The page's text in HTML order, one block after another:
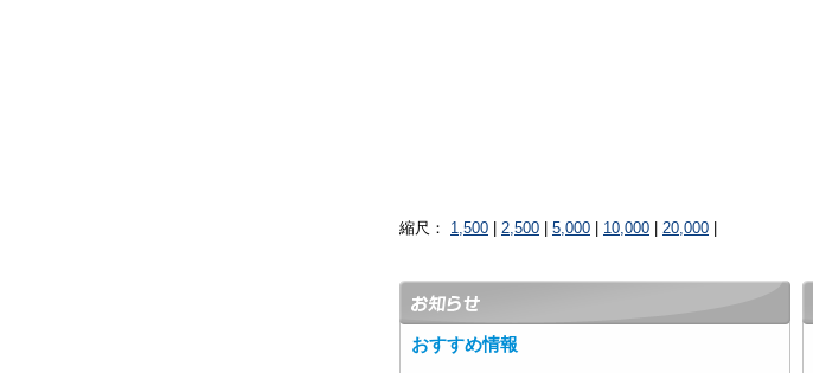
縮尺： 1,500 2,500 5,000 10,000 20,000
おすすめ情報